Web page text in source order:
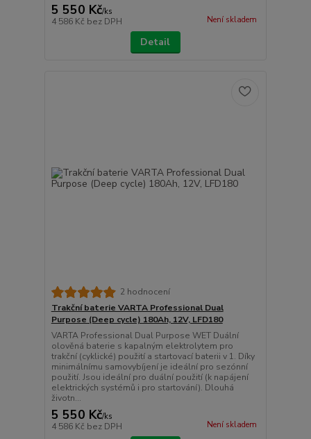
5 550 Kč/ks
4 586 Kč bez DPH Není skladem
Detail
2 hodnocení
Trakční baterie VARTA Professional Dual
Purpose (Deep cycle) 180Ah, 12V, LFD180
VARTA Professional Dual Purpose WET Duální
olověná baterie s kapalným elektrolytem pro
trakční (cyklické) použití a startovací baterii v 1. Díky
minimálnímu samovybíjení je ideální pro sezónní
použití. Jsou ideální pro duální použití (k napájení
elektrických systémů i pro startování). Dlouhá
životn...
5 550 Kč/ks
4 586 Kč bez DPH Není skladem